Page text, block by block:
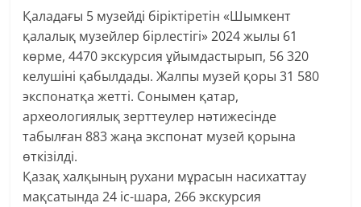
Қаладағы 5 музейді біріктіретін «Шымкент
қалалық музейлер бірлестігі» 2024 жылы 61
көрме, 4470 экскурсия ұйымдастырып, 56 320
келушіні қабылдады. Жалпы музей қоры 31 580
экспонатқа жетті. Сонымен қатар,
археологиялық зерттеулер нәтижесінде
табылған 883 жаңа экспонат музей қорына
өткізілді.
Қазақ халқының рухани мұрасын насихаттау
мақсатында 24 іс-шара, 266 экскурсия